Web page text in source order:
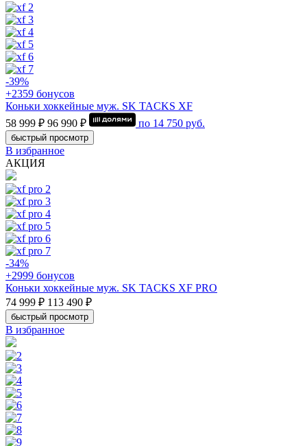
-39%
+2359 бонусов
Коньки хоккейные муж. SK TACKS XF
58 999 ₽ 96 990 ₽ по 14 750 руб.
быстрый просмотр
В избранное
АКЦИЯ
-34%
+2999 бонусов
Коньки хоккейные муж. SK TACKS XF PRO
74 999 ₽ 113 490 ₽
быстрый просмотр
В избранное